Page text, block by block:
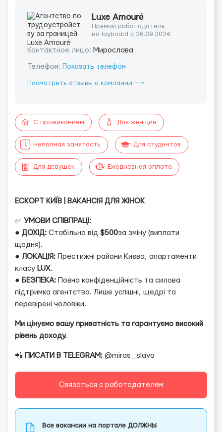
Luxe Amouré
Прямой работодатель
на layboard с 26.09.2024
Контактное лицо: Мирослава
Телефон: Показать телефон
Посмотреть отзывы о компании ⟶
С проживанием Для женщин
Неполная занятость Для студентов
Для девушек Ежедневная оплата
ЕСКОРТ КИЇВ | ВАКАНСІЯ ДЛЯ ЖІНОК
✅ УМОВИ СПІВПРАЦІ:
● ДОХІД: Стабільно від $500за зміну (виплати
щодня).
● ЛОКАЦІЯ: Престижні райони Києва, апартаменти
класу LUX.
● БЕЗПЕКА: Повна конфіденційність та силова
підтримка агентства. Лише успішні, щедрі та
перевірені чоловіки.
Ми цінуємо вашу приватність та гарантуємо високий
рівень доходу.
📲 ПИСАТИ В TELEGRAM: @miras_slava
Связаться с работодателем
Все вакансии на портале ДОЛЖНЫ